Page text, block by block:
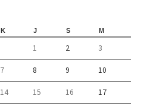
K J S M
1 2 3
7 8 9 10
14 15 16 17